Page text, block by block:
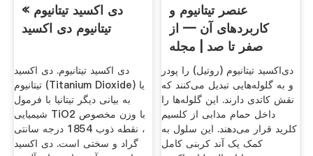
دی اکسید تیتانیوم »
تیتانیوم دی اکسید
دی اکسید تیتانیوم. دی اکسید
تیتانیوم (Titanium Dioxide) یا
به بیانی دیگر تیتانیا با فرمول
شیمیایی TiO2 با وزن مخصوص
، نقطه ذوب 1854 درجه سانتی
گراد و سختی است. دی اکسید
عنصر تیتانیوم و
کاربردهای آن — از
صفر تا صد | مجله
فرادرس
دی‌اکسید تیتانیوم (روتیل) را پودر
و به گلوله‌هایی تبدیل می‌کنند که
نقش کاتدی دارند. این گلوله‌ها را
داخل حمام مذابی از کلسیم
کلرید قرار می‌دهند. این سلول به
کمک یک آند کربنی کامل